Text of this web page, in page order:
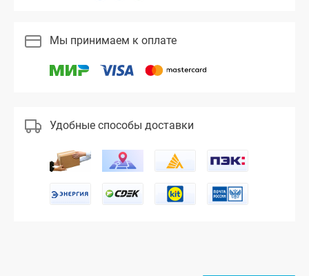
Мы принимаем к оплате
Удобные способы доставки